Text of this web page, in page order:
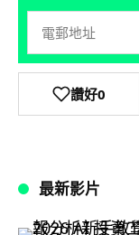
讚好0
最新影片